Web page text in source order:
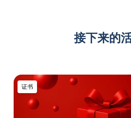
接下来的
证书